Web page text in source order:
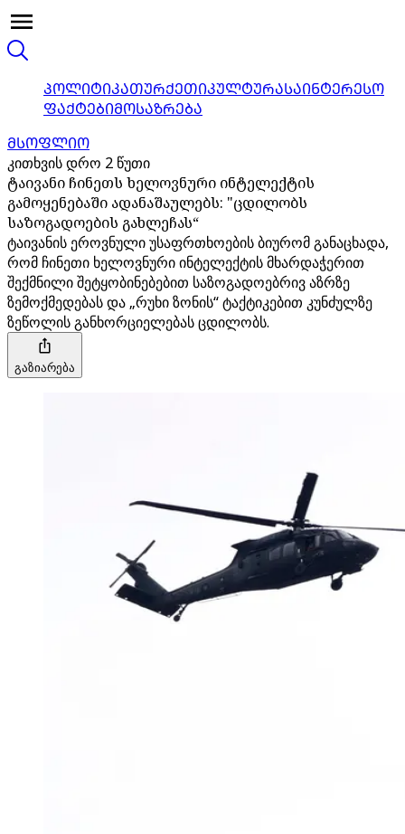
ᲞᲝᲚᲘᲢᲘᲙᲐᲗᲣᲠᲥᲔᲗᲘᲙᲣᲚᲢᲣᲠᲐᲡᲐᲘᲜᲢᲔᲠᲔᲡᲝ
ᲤᲐᲥᲢᲔᲑᲘᲛᲝᲡᲐᲖᲠᲔᲑᲐ
ᲛᲡᲝᲤᲚᲘᲝ
კითხვის დრო 2 წუთი
ტაივანი ჩინეთს ხელოვნური ინტელექტის
გამოყენებაში ადანაშაულებს: "ცდილობს
საზოგადოების გახლეჩას“
ტაივანის ეროვნული უსაფრთხოების ბიურომ განაცხადა,
რომ ჩინეთი ხელოვნური ინტელექტის მხარდაჭერით
შექმნილი შეტყობინებებით საზოგადოებრივ აზრზე
ზემოქმედებას და „რუხი ზონის“ ტაქტიკებით კუნძულზე
ზეწოლის განხორციელებას ცდილობს.
გაზიარება